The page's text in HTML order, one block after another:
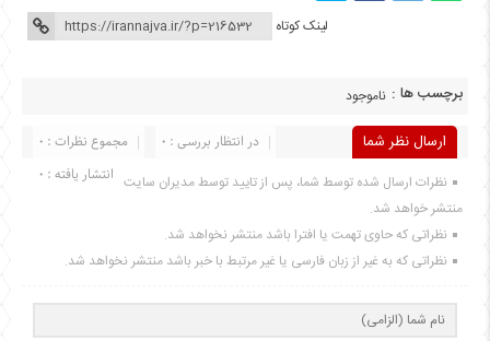
لینک کوتاه
برچسب ها : ناموجود
ارسال نظر شما مجموع نظرات : 0
در انتظار بررسی : 0
انتشار یافته : 0 نظرات ارسال شده توسط شما، پس از تایید توسط مدیران سایت
منتشر خواهد شد.
نظراتی که حاوی تهمت یا افترا باشد منتشر نخواهد شد.
نظراتی که به غیر از زبان فارسی یا غیر مرتبط با خبر باشد منتشر نخواهد شد.